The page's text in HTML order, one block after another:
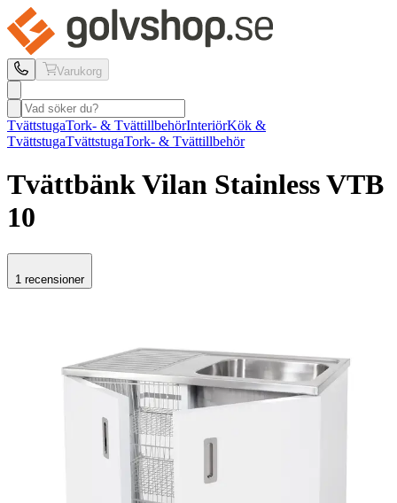
Varukorg
TvättstugaTork- & TvättillbehörInteriörKök &
TvättstugaTvättstugaTork- & Tvättillbehör
Tvättbänk Vilan StainlessVTB
10
1 recensioner